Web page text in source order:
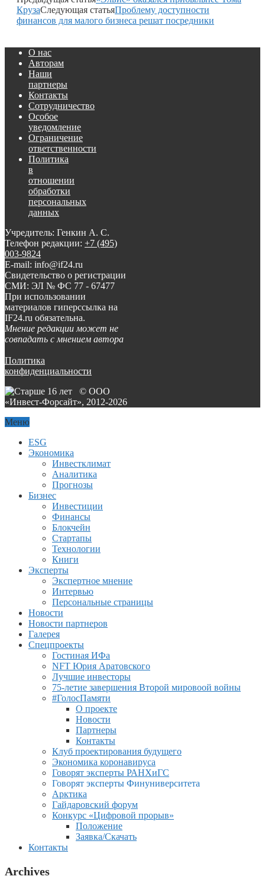
КрузаСледующая статьяПроблему доступности
финансов для малого бизнеса решат посредники
О нас
Авторам
Наши
партнеры
Контакты
Сотрудничество
Особое
уведомление
Ограничение
ответственности
Политика
в
отношении
обработки
персональных
данных
Учредитель: Генкин А. С.
Телефон редакции: +7 (495)
003-9824
E-mail: info@if24.ru
Свидетельство о регистрации
СМИ: ЭЛ № ФС 77 - 67477
При использовании
материалов гиперссылка на
IF24.ru обязательна.
Мнение редакции может не
совпадать с мнением автора
Политика
конфиденциальности
© ООО
«Инвест-Форсайт», 2012-2026
Меню
ESG
Экономика
Инвестклимат
Аналитика
Прогнозы
Бизнес
Инвестиции
Финансы
Блокчейн
Стартапы
Технологии
Книги
Эксперты
Экспертное мнение
Интервью
Персональные страницы
Новости
Новости партнеров
Галерея
Спецпроекты
Гостиная ИФа
NFT Юрия Аратовского
Лучшие инвесторы
75-летие завершения Второй мировоой войны
#ГолосПамяти
О проекте
Новости
Партнеры
Контакты
Клуб проектирования будущего
Экономика коронавируса
Говорят эксперты РАНХиГС
Говорят эксперты Финуниверситета
Арктика
Гайдаровский форум
Конкурс «Цифровой прорыв»
Положение
Заявка/Скачать
Контакты
Archives